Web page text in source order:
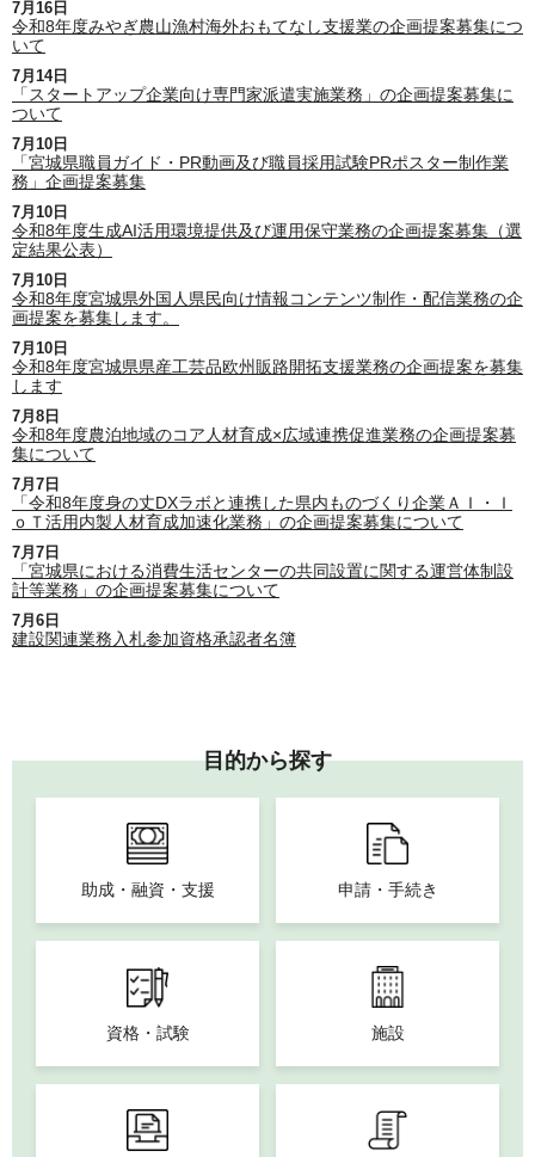
7月16日
令和8年度みやぎ農山漁村海外おもてなし支援業の企画提案募集につ
いて
7月14日
「スタートアップ企業向け専門家派遣実施業務」の企画提案募集に
ついて
7月10日
「宮城県職員ガイド・PR動画及び職員採用試験PRポスター制作業
務」企画提案募集
7月10日
令和8年度生成AI活用環境提供及び運用保守業務の企画提案募集（選
定結果公表）
7月10日
令和8年度宮城県外国人県民向け情報コンテンツ制作・配信業務の企
画提案を募集します。
7月10日
令和8年度宮城県県産工芸品欧州販路開拓支援業務の企画提案を募集
します
7月8日
令和8年度農泊地域のコア人材育成×広域連携促進業務の企画提案募
集について
7月7日
「令和8年度身の丈DXラボと連携した県内ものづくり企業ＡＩ・Ｉ
ｏＴ活用内製人材育成加速化業務」の企画提案募集について
7月7日
「宮城県における消費生活センターの共同設置に関する運営体制設
計等業務」の企画提案募集について
7月6日
建設関連業務入札参加資格承認者名簿
目的から探す
助成・融資・支援 申請・手続き
資格・試験 施設